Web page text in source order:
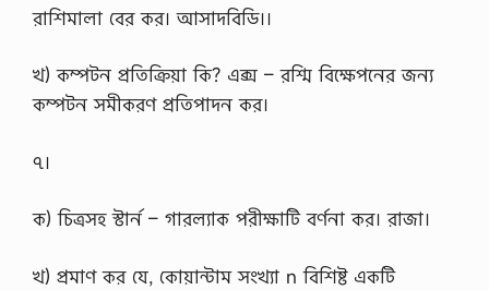
রাশিমালা বের কর। আসাদবিডি।।
খ) কম্পটন প্রতিক্রিয়া কি? এক্স – রশ্মি বিক্ষেপনের জন্য
কম্পটন সমীকরণ প্রতিপাদন কর।
৭।
ক) চিত্রসহ স্টার্ন – গারল্যাক পরীক্ষাটি বর্ণনা কর। রাজা।
খ) প্রমাণ কর যে, কোয়ান্টাম সংখ্যা n বিশিষ্ট একটি